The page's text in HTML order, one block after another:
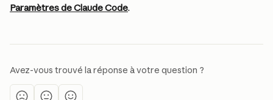
Paramètres de Claude Code.
Avez-vous trouvé la réponse à votre question ?